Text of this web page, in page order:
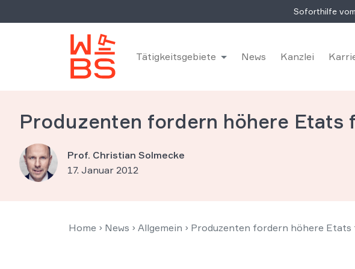
Soforthilfe
Tätigkeitsgebiete News Kanzlei
Produzenten fordern höhere Etats
Prof. Christian Solmecke
17. Januar 2012
Home › News › Allgemein › Produzenten fordern höhere Etats